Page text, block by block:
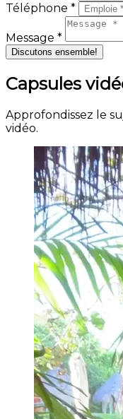
Téléphone *
Message *
Discutons ensemble!
Capsules
Approfondissez le
vidéo.